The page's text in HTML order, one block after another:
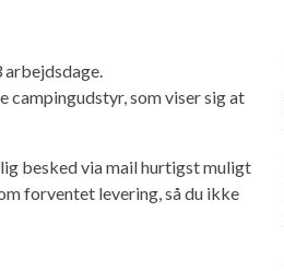
arbejdsdage.
campingudstyr, som viser sig at
besked via mail hurtigst muligt
forventet levering, så du ikke